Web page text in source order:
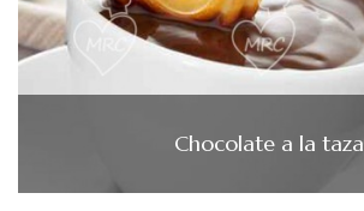
Chocolate a la taza